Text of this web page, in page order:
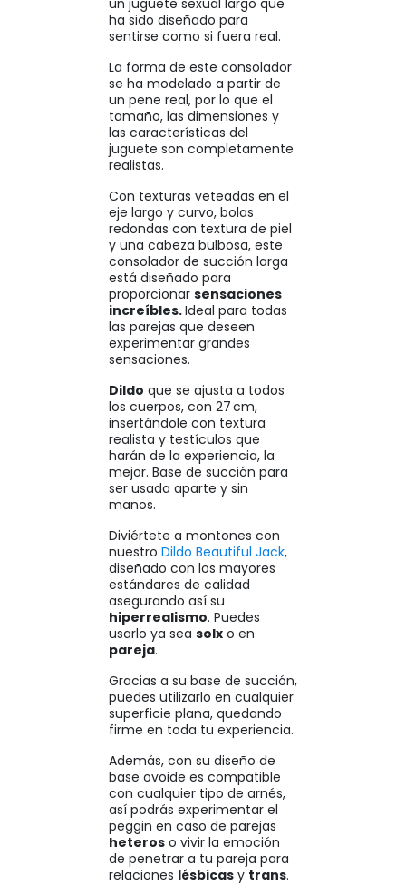
ha sido diseñado para
sentirse como si fuera real.
La forma de este consolador
se ha modelado a partir de
un pene real, por lo que el
tamaño, las dimensiones y
las características del
juguete son completamente
realistas.
Con texturas veteadas en el
eje largo y curvo, bolas
redondas con textura de piel
y una cabeza bulbosa, este
consolador de succión larga
está diseñado para
proporcionar sensaciones
increíbles.Ideal para todas
las parejas que deseen
experimentar grandes
sensaciones.
Dildo que se ajusta a todos
los cuerpos, con 27 cm,
insertándole con textura
realista y testículos que
harán de la experiencia, la
mejor. Base de succión para
ser usada aparte y sin
manos.
Diviértete a montones con
nuestro Dildo Beautiful Jack,
diseñado con los mayores
estándares de calidad
asegurando así su
hiperrealismo. Puedes
usarlo ya sea solx o en
pareja.
Gracias a su base de succión,
puedes utilizarlo en cualquier
superficie plana, quedando
firme en toda tu experiencia.
Además, con su diseño de
base ovoide es compatible
con cualquier tipo de arnés,
así podrás experimentar el
peggin en caso de parejas
heteros o vivir la emoción
de penetrar a tu pareja para
relaciones lésbicas y trans.